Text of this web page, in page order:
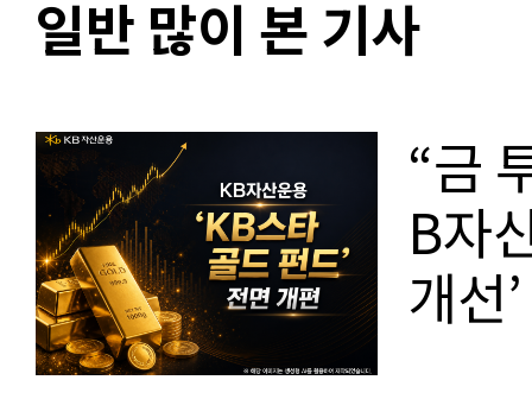
일반 많이 본 기사
“금
B자
개선’